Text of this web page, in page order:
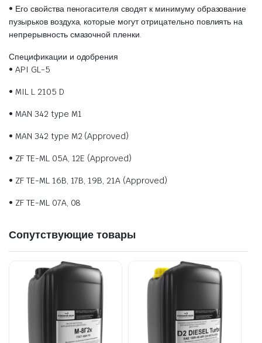
• Его свойства пеногасителя сводят к минимуму образование
пузырьков воздуха, которые могут отрицательно повлиять на
непрерывность смазочной пленки.
Спецификации и одобрения
• API GL-5
• MIL L 2105 D
• MAN 342 type M1
• MAN 342 type M2 (Approved)
• ZF TE-ML 05A, 12E (Approved)
• ZF TE-ML 16B, 17B, 19B, 21A (Approved)
• ZF TE-ML 07A, 08
Сопутствующие товары